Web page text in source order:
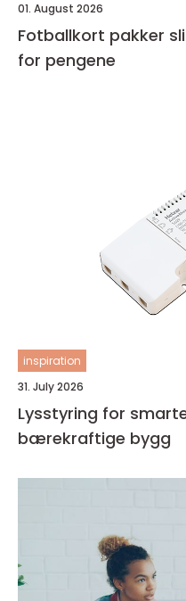
01. August 2026
Fotballkort pakker slik får samlere mest verdi
for pengene
inspiration
31. July 2026
Lysstyring for
bærekraftige bygg